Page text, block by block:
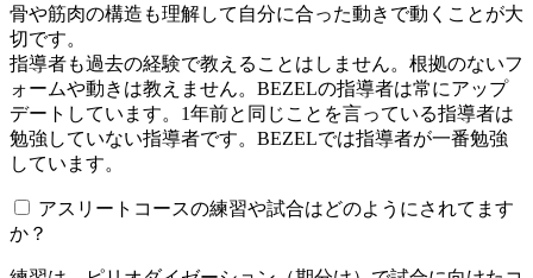
骨や筋肉の構造も理解して自分に合った動きで動くことが大
切です。
指導者も過去の経験で教えることはしません。根拠のないフ
ォームや動きは教えません。BEZELの指導者は常にアップ
デートしています。1年前と同じことを言っている指導者は
勉強していない指導者です。BEZELでは指導者が一番勉強
しています。
アスリートコースの練習や試合はどのようにされてます
か？